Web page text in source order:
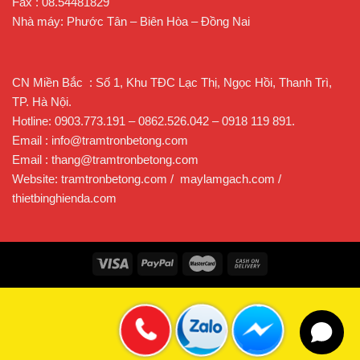
Nhà máy: Phước Tân – Biên Hòa – Đồng Nai
CN Miền Bắc : Số 1, Khu TĐC Lạc Thị, Ngọc Hồi, Thanh Trì,
TP. Hà Nội.
Hotline: 0903.773.191 – 0862.526.042 – 0918 119 891.
Email : info@tramtronbetong.com
Email : thang@tramtronbetong.com
Website: tramtronbetong.com / maylamgach.com /
thietbinghienda.com